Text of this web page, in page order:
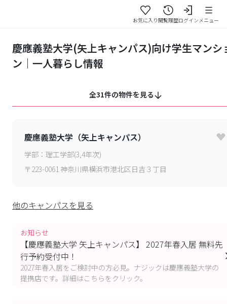
お気に入り閲覧履歴ログインメニュー
慶應義塾大学(矢上キャンパス)向け学生マンシ
ン｜一人暮らし情報
全31件の物件を見る
慶應義塾大学（矢上キャンパス）
学部： 理工学部(3,4年次)
〒223-0061神奈川県横浜市港北区日吉３丁目
他のキャンパスを見る
お知らせ
【慶應義塾大学 矢上キャンパス】 2027年春入居 無料先
行予約受付中！
2027年春入居をご検討中の方必見。ナジックは慶應義塾大学の
提携店です。詳細はこちらをクリック。